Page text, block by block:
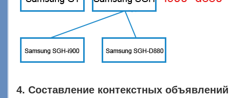
4. Составление контекстных